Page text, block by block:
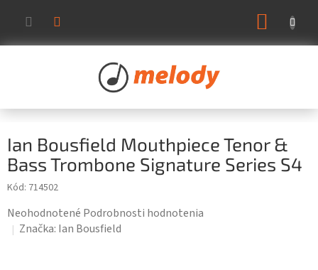
obsah
Ian Bousfield Mouthpiece Tenor &
Bass Trombone Signature Series S4
Kód: 714502
Priemerné
hodnotenie
Neohodnotené Podrobnosti hodnotenia
Značka: Ian Bousfield